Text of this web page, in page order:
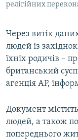
Усі сайти RFE/
релігійних
Через витік
людей із
їхніх родичів –
британський
агенція AP,
Документ
людей, а також
попереднього